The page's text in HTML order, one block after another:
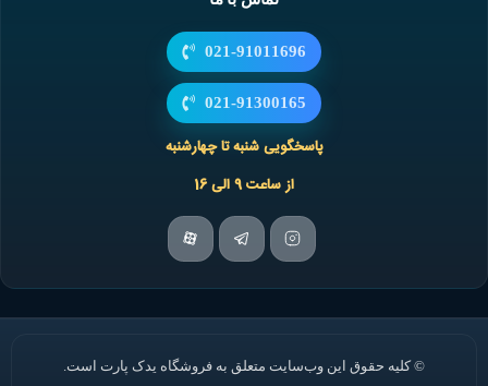
021-91011696
021-91300165
پاسخگویی شنبه تا چهارشنبه
از ساعت 9 الی 16
© کلیه حقوق این وب‌سایت متعلق به فروشگاه یدک پارت است.